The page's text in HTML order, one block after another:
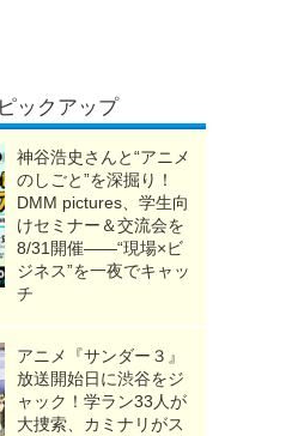
ックアップ
神谷浩史さんと“アニメ
のしごと”を深掘り！
DMM pictures、学生向
けセミナー＆交流会を
8/31開催――“現場×ビ
ジネス”を一夜でキャッ
チ
アニメ『サンダー３』
放送開始日に渋谷をジ
ャック！学ラン33人が
大捜索、カミナリがス